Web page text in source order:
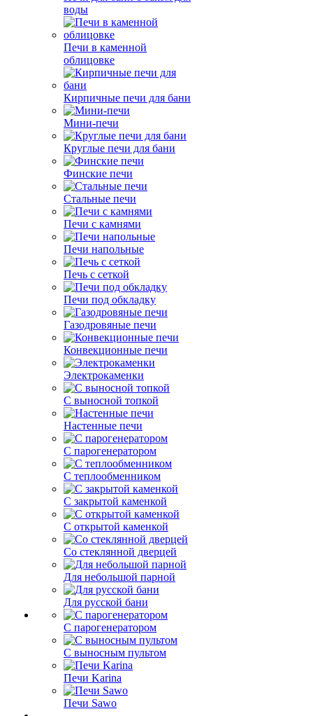
воды
Печи в каменной
облицовке
Кирпичные печи для бани
Мини-печи
Круглые печи для бани
Финские печи
Стальные печи
Печи с камнями
Печи напольные
Печь с сеткой
Печи под обкладку
Газодровяные печи
Конвекционные печи
Электрокаменки
С выносной топкой
Настенные печи
С парогенератором
С теплообменником
С закрытой каменкой
С открытой каменкой
Со стеклянной дверцей
Для небольшой парной
Для русской бани
С парогенератором
С выносным пультом
Печи Karina
Печи Sawo